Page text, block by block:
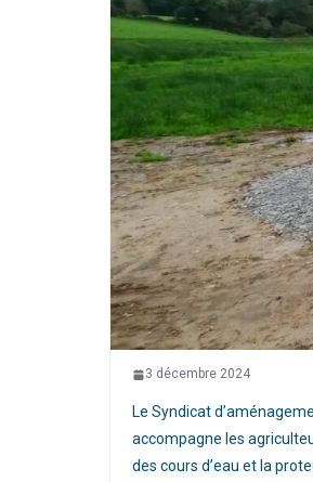
3 décembre 2024
Le Syndicat
accompagne les
des cours d’eau et la